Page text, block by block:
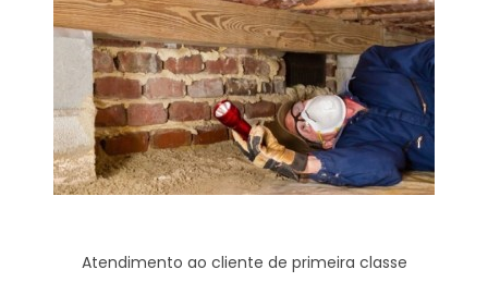
Atendimento ao cliente de primeira classe